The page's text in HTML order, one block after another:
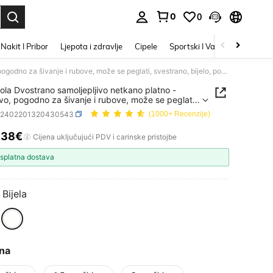
0 0
Nakit I Pribor Ljepota i zdravlje Cipele Sportski I Vanjski
64 m/rola Dvostrano samoljepljivo netkano platno - izdržljivo, pogodno za šivanje i rubove, može se peglati, svestrano, bijelo, pogodno za ljeto, školu
Dvostrano samoljepljivo netkano platno -
pogodno za šivanje i rubove, može se peglati,
bijelo, pogodno za ljeto, školu
(1000+ Recenzije)
AND AVAILABILITY
Cijena uključujući PDV i carinske pristojbe
dostava
Bijela